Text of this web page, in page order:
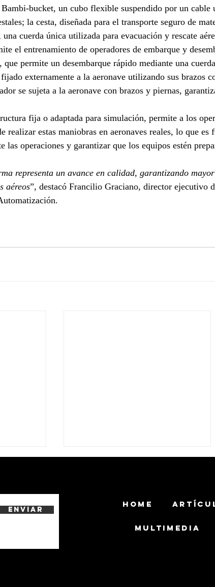
bucket, un cubo flexible suspendido por un cable
la cesta, diseñada para el transporte seguro de
cuerda única utilizada para evacuación y rescate
el entrenamiento de operadores de embarque y
que permite un desembarque rápido mediante una
externamente a la aeronave utilizando sus brazos
se sujeta a la aeronave con brazos y piernas,
fija o adaptada para simulación, permite a los
realizar estas maniobras en aeronaves reales, lo que
las operaciones y garantizar que los equipos estén
representa un avance en calidad, garantizando
aéreos”, destacó Francilio Graciano, director ejecutivo
Enviar
HOME
MULTIMEDIA